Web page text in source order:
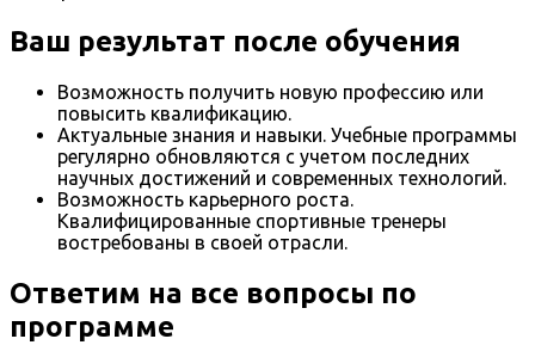
Ваш результат после обучения
Возможность получить новую профессию или
повысить квалификацию.
Актуальные знания и навыки. Учебные программы
регулярно обновляются с учетом последних
научных достижений и современных технологий.
Возможность карьерного роста.
Квалифицированные спортивные тренеры
востребованы в своей отрасли.
Ответим на все вопросы по
программе